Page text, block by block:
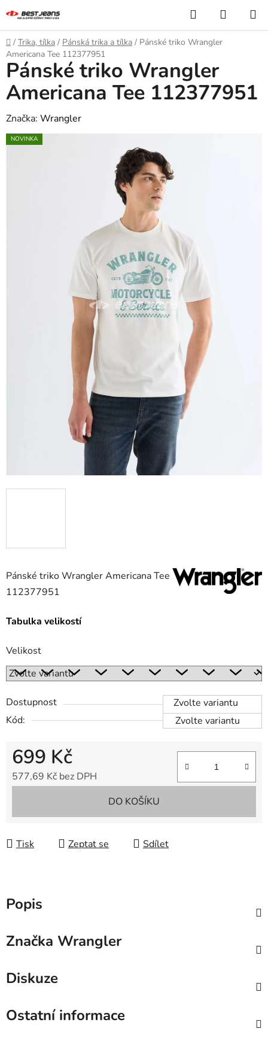
na
obsah
Hledat
KOŠÍK
Domů
/ Trika, tílka / Pánská trika a tílka / Pánské triko Wrangler
Americana Tee 112377951
Pánské triko Wrangler Americana Tee
112377951
Tabulka velikostí
Velikost
Dostupnost
Zvolte variantu
Kód:
Zvolte variantu
699 Kč
577,69 Kč bez DPH
DO KOŠÍKU
Tisk Zeptat se Sdílet
Pánské triko Wrangler
Americana Tee 112377951
Značka: Wrangler
NOVINKA
Popis
Značka Wrangler
Diskuze
Ostatní informace